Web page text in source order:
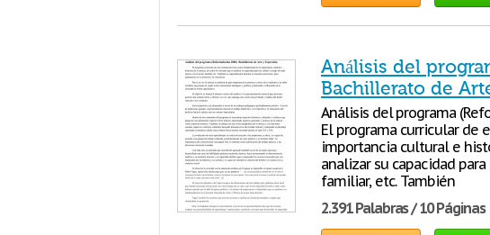
Análisis del
Bachillerato de
Análisis del programa
El programa curricular de
importancia cultural e
analizar su capacidad
familiar, etc. También
2.391 Palabras / 10 Páginas